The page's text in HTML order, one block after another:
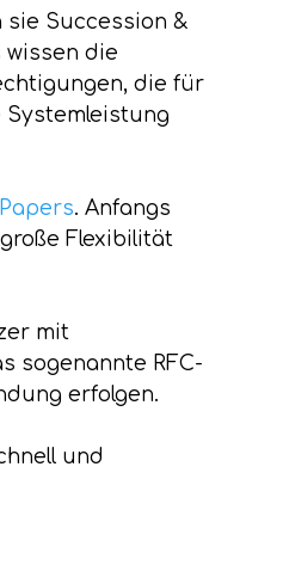
Succession &
wissen die
die für
. Anfangs
Flexibilität
mit
sogenannte RFC-
erfolgen.
und